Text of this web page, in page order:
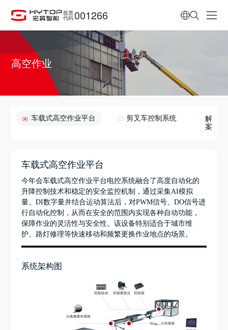
股票
代码 001266
高空作业
车载式高空作业平台 剪叉车控制系统
解决方
案
车载式高空作业平台
今年会车载式高空作业平台电控系统融合了高度自动化的
升降控制技术和稳定的安全监控机制，通过采集AI模拟
量、DI数字量并结合运动算法后，对PWM信号、DO信号进
行自动化控制，从而在安全的范围内实现各种自动功能，
保障作业的灵活性与安全性。该设备特别适合于城市维
护、路灯修理等快速移动和频繁更换作业地点的场景。
系统架构图